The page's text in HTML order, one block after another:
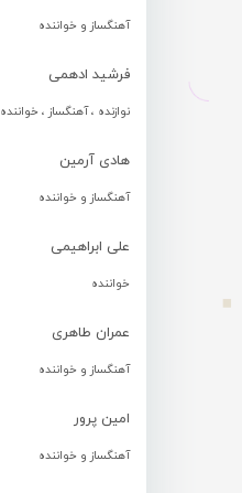
آهنگساز و خواننده
فرشید ادهمی
نوازنده ، آهنگساز ، خواننده
هادی آرمین
آهنگساز و خواننده
علی ابراهیمی
خواننده
عمران طاهری
آهنگساز و خواننده
امین پرور
آهنگساز و خواننده